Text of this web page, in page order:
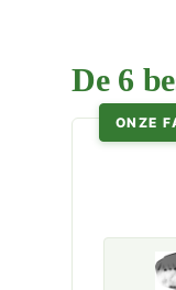
De 6
ONZE